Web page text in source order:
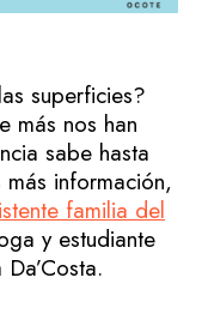
superficies?
más nos han
sabe hasta
información,
familia del
y estudiante